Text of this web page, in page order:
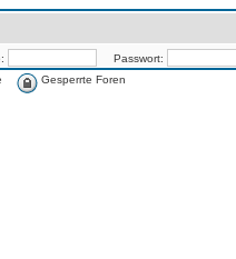
Passwort:
Gesperrte Foren